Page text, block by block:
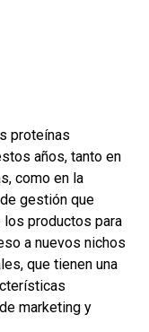
proteínas
años, tanto en
como en la
gestión que
los productos para
a nuevos nichos
que tienen una
marketing y